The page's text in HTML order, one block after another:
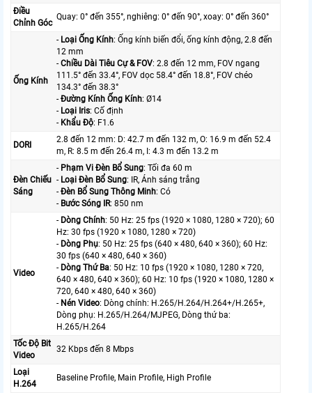
Điều
Chỉnh Góc
Quay: 0° đến 355°, nghiêng: 0° đến 90°, xoay: 0° đến 360°
Ống Kính
- Loại Ống Kính: Ống kính biến đổi, ống kính động, 2.8 đến
12 mm
- Chiều Dài Tiêu Cự & FOV: 2.8 đến 12 mm, FOV ngang
111.5° đến 33.4°, FOV dọc 58.4° đến 18.8°, FOV chéo
134.3° đến 38.3°
- Đường Kính Ống Kính: Ø14
- Loại Iris: Cố định
- Khẩu Độ: F1.6
DORI
2.8 đến 12 mm: D: 42.7 m đến 132 m, O: 16.9 m đến 52.4
m, R: 8.5 m đến 26.4 m, I: 4.3 m đến 13.2 m
Đèn Chiếu
Sáng
- Phạm Vi Đèn Bổ Sung: Tối đa 60 m
- Loại Đèn Bổ Sung: IR, Ánh sáng trắng
- Đèn Bổ Sung Thông Minh: Có
- Bước Sóng IR: 850 nm
Video
- Dòng Chính: 50 Hz: 25 fps (1920 × 1080, 1280 × 720); 60
Hz: 30 fps (1920 × 1080, 1280 × 720)
- Dòng Phụ: 50 Hz: 25 fps (640 × 480, 640 × 360); 60 Hz:
30 fps (640 × 480, 640 × 360)
- Dòng Thứ Ba: 50 Hz: 10 fps (1920 × 1080, 1280 × 720,
640 × 480, 640 × 360); 60 Hz: 10 fps (1920 × 1080, 1280 ×
720, 640 × 480, 640 × 360)
- Nén Video: Dòng chính: H.265/H.264/H.264+/H.265+,
Dòng phụ: H.265/H.264/MJPEG, Dòng thứ ba:
H.265/H.264
Tốc Độ Bit
Video
32 Kbps đến 8 Mbps
Loại
H.264
Baseline Profile, Main Profile, High Profile